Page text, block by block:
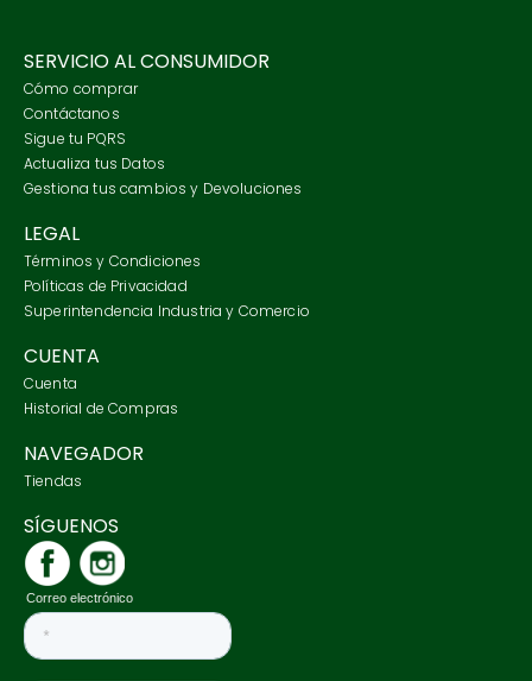
SERVICIO AL CONSUMIDOR
Cómo comprar
Contáctanos
Sigue tu PQRS
Actualiza tus Datos
Gestiona tus cambios y Devoluciones
LEGAL
Términos y Condiciones
Políticas de Privacidad
Superintendencia Industria y Comercio
CUENTA
Cuenta
Historial de Compras
NAVEGADOR
Tiendas
SÍGUENOS